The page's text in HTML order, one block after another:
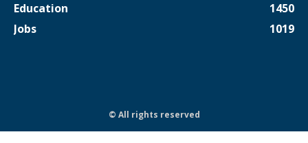
Education
1450
Jobs
1019
© All rights reserved